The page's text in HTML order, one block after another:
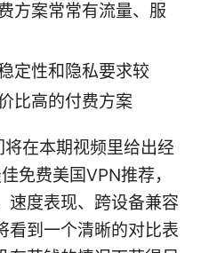
方案常常有流量、服
定性和隐私要求较
比高的付费方案
在本期视频里给出经
免费美国VPN推荐，
速度表现、跨设备兼容
看到一个清晰的对比表